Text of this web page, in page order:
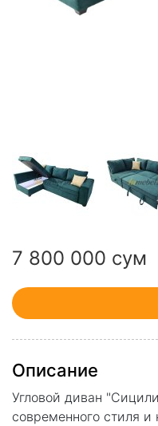
7 800 000 сум
Описание
Угловой диван
современного стиля